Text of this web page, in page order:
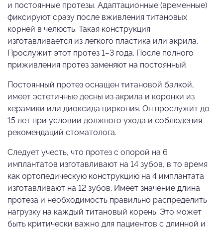
и постоянные протезы. Адаптационные (временные)
фиксируют сразу после вживления титановых
корней в челюсть. Такая конструкция
изготавливается из легкого пластика или акрила.
Прослужит этот протез 1−3 года. После полного
приживления протез заменяют на постоянный.
Постоянный протез оснащен титановой балкой,
имеет эстетичные десны из акрила и коронки из
керамики или диоксида циркония. Он прослужит до
15 лет при условии должного ухода и соблюдения
рекомендаций стоматолога.
Следует учесть, что протез с опорой на 6
имплантатов изготавливают на 14 зубов, в то время
как ортопедическую конструкцию на 4 имплантата
изготавливают на 12 зубов. Имеет значение длина
протеза и необходимость правильно распределить
нагрузку на каждый титановый корень. Это может
быть критически важно для пациентов с длинной и